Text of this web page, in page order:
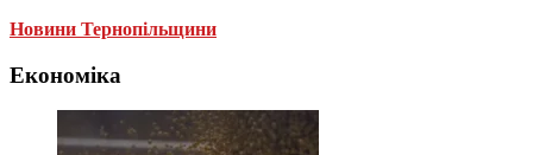
Новини Тернопільщини
Економіка